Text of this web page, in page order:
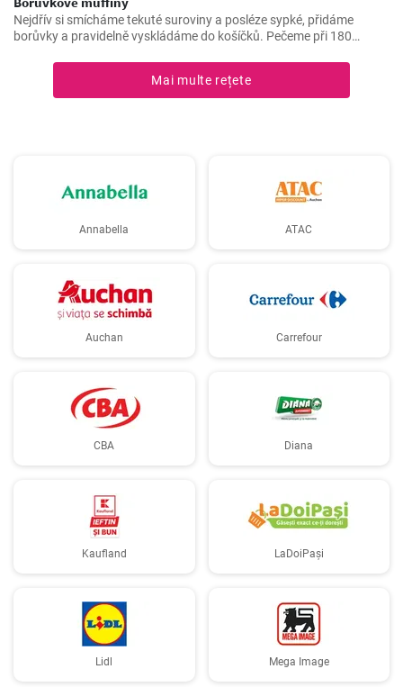
Nejdřív si smícháme tekuté suroviny a posléze sypké, přidáme
borůvky a pravidelně vyskládáme do košíčků. Pečeme při 180
Mai multe rețete
Annabella ATAC
Auchan Carrefour
CBA Diana
Kaufland LaDoiPași
Lidl Mega Image